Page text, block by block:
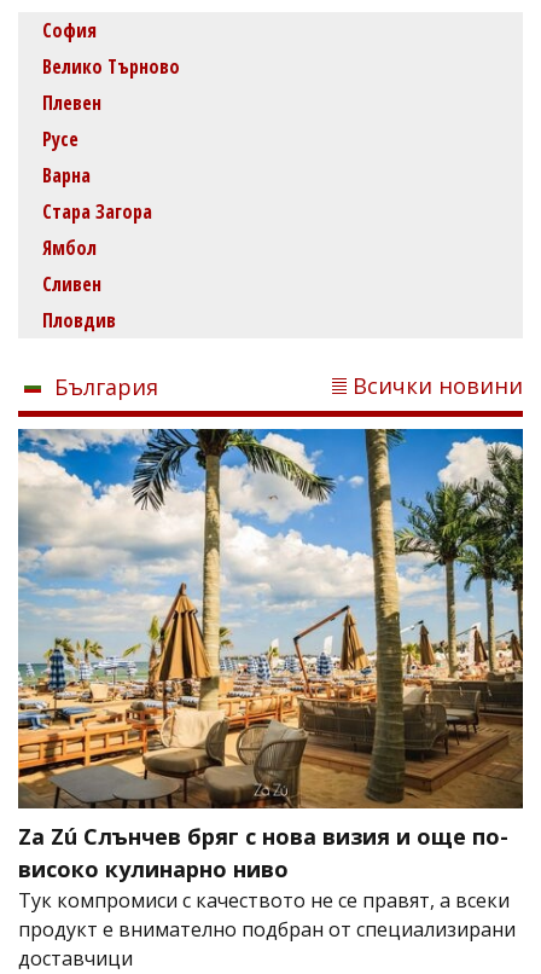
София
Велико Търново
Плевен
Русе
Варна
Стара Загора
Ямбол
Сливен
Пловдив
България Всички новини
Za Zú Слънчев бряг с нова визия и още по-
високо кулинарно ниво
Тук компромиси с качеството не се правят, а всеки
продукт е внимателно подбран от специализирани
доставчици